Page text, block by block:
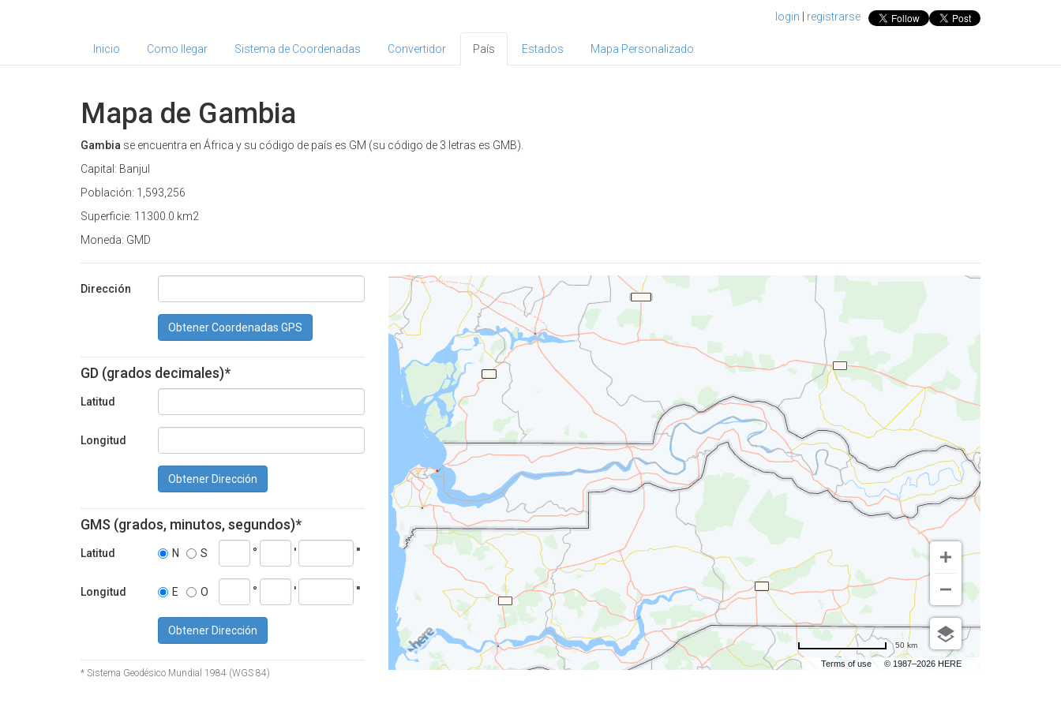
login registrarse
Inicio Como llegar Sistema de Coordenadas Convertidor País Estados Mapa Personalizado
Mapa de Gambia
Gambia se encuentra en África y su código de país es GM (su código de 3 letras es GMB).
Capital: Banjul
Población: 1,593,256
Superficie: 11300.0 km2
Moneda: GMD
Dirección
Obtener Coordenadas GPS
GD (grados decimales)*
Latitud
Longitud
Obtener Dirección
GMS (grados, minutos, segundos)*
Latitud N S ° ' ''
Longitud E O ° ' ''
Obtener Dirección
* Sistema Geodésico Mundial 1984 (WGS 84)
Terms of use © 1987–2026 HERE
50 km